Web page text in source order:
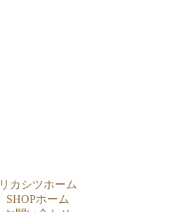
リカシツホーム
SHOPホーム